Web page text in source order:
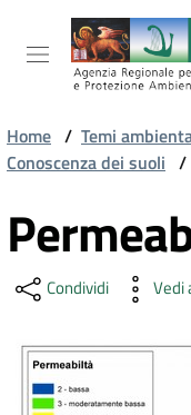
Salta al contenuto
Salta alla navigazione
Salta al footer
ARPAV
AMBIENTALI
TERRITORIO
Home / Temi
Conoscenza dei suoli /
Vai al contenuto
Condividi Vedi